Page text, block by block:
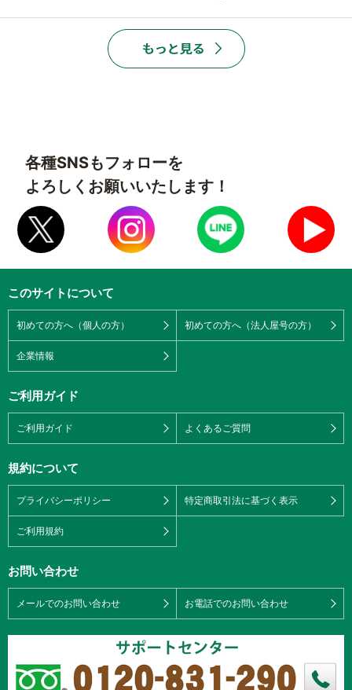
各種SNSもフォローを
よろしくお願いいたします！
このサイトについて
初めての方へ（個人の方） 初めての方へ（法人屋号の方）
企業情報
ご利用ガイド
ご利用ガイド よくあるご質問
規約について
プライバシーポリシー 特定商取引法に基づく表示
ご利用規約
お問い合わせ
メールでのお問い合わせ お電話でのお問い合わせ